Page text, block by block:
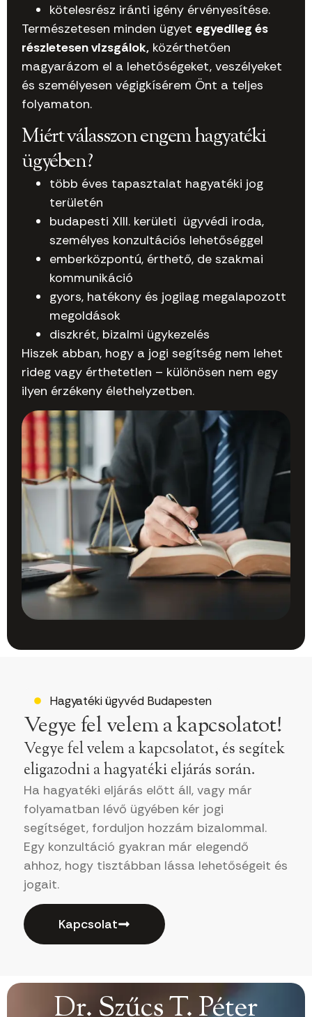
kötelesrész iránti igény érvényesítése.
Természetesen minden ügyetegyedileg és
részletesen vizsgálok, közérthetően
magyarázom el a lehetőségeket, veszélyeket
és személyesen végigkísérem Önt a teljes
folyamaton.
Miért válasszon engem hagyatéki
ügyében?
több éves tapasztalat hagyatéki jog
területén
budapesti XIII. kerületi ügyvédi iroda,
személyes konzultációs lehetőséggel
emberközpontú, érthető, de szakmai
kommunikáció
gyors, hatékony és jogilag megalapozott
megoldások
diszkrét, bizalmi ügykezelés
Hiszek abban, hogy a jogi segítség nem lehet
rideg vagy érthetetlen – különösen nem egy
ilyen érzékeny élethelyzetben.
Hagyatéki ügyvéd Budapesten
Vegye fel velem a kapcsolatot!
Vegye fel velem a kapcsolatot, és segítek
eligazodni a hagyatéki eljárás során.
Ha hagyatéki eljárás előtt áll, vagy már
folyamatban lévő ügyében kér jogi
segítséget, forduljon hozzám bizalommal.
Egy konzultáció gyakran már elegendő
ahhoz, hogy tisztábban lássa lehetőségeit és
jogait.
Kapcsolat
Dr. Szűcs T. Péter